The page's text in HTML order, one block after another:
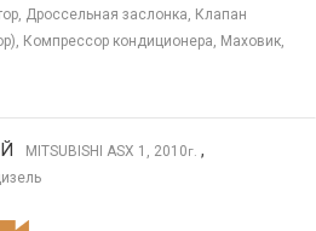
Дроссельная заслонка, Клапан
Компрессор кондиционера, Маховик,
MITSUBISHI ASX 1, 2010г. ,